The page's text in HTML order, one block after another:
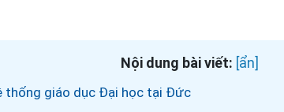
Nội dung bài viết:
thống giáo dục Đại học tại Đức